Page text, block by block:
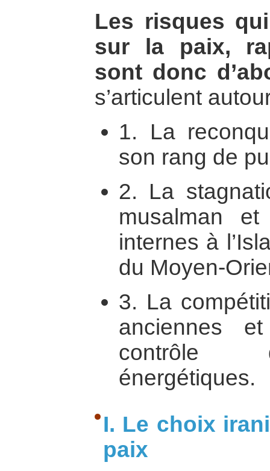
Les risques
sur la paix,
sont donc
s’articulent
1. La
son rang de
2. La
musalman
internes à
du Moyen-
3. La
anciennes
contrôle
énergétiques.
I. Le choix
paix